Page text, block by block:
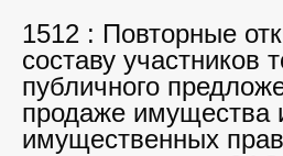
1512 : Повторные
составу участников
публичного
продаже имущества
имущественных